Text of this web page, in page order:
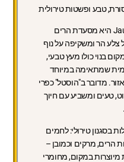
טבע ופשטות טירולית
Jausenstation Oberkartnall היא מסעדת הרים
הר ומשקיפה על נוף
בנוי כולו מעץ טבעי,
שמתאימה במיוחד
מדובר ב"הוסטל" כפרי
טעים ומשביע עם חיוך
בסגנון טירולי: לחמים
הרים, מרקים וכמובן –
מיוצרות במקום, מחומרי